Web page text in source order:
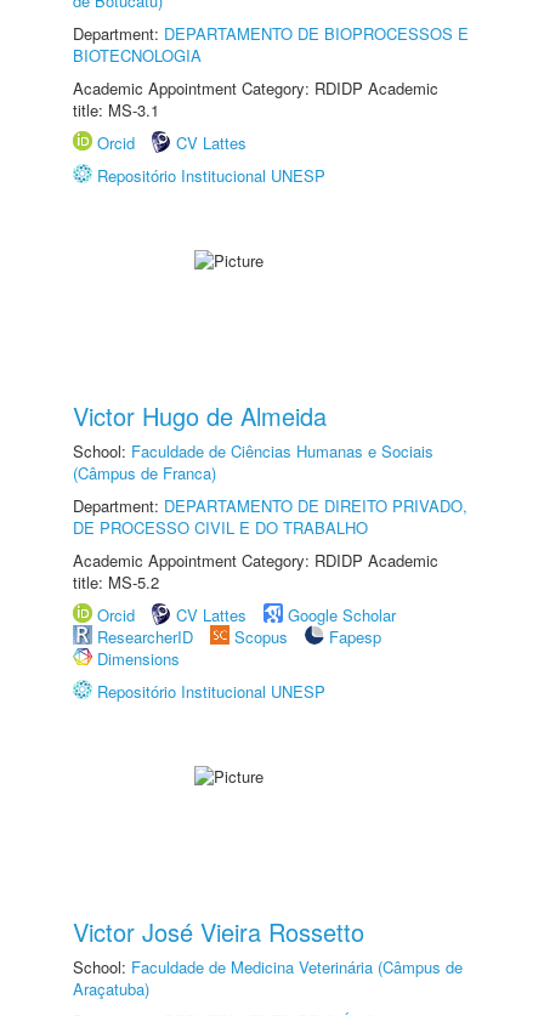
Department: DEPARTAMENTO DE BIOPROCESSOS E
BIOTECNOLOGIA
Academic Appointment Category: RDIDP Academic
title: MS-3.1
Orcid
CV Lattes
Repositório Institucional UNESP
Victor Hugo de Almeida
School: Faculdade de Ciências Humanas e Sociais
(Câmpus de Franca)
Department: DEPARTAMENTO DE DIREITO PRIVADO,
DE PROCESSO CIVIL E DO TRABALHO
Academic Appointment Category: RDIDP Academic
title: MS-5.2
Orcid
CV Lattes
Google Scholar
ResearcherID
Scopus
Fapesp
Dimensions
Repositório Institucional UNESP
Victor José Vieira Rossetto
School: Faculdade de Medicina Veterinária (Câmpus de
Araçatuba)